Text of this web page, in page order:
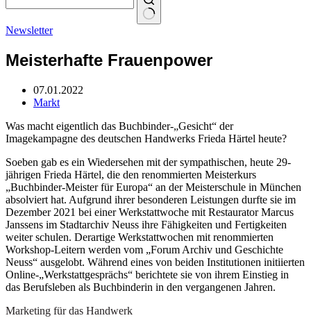
Newsletter
Meisterhafte Frauenpower
07.01.2022
Markt
Was macht eigentlich das Buchbinder-„Gesicht“ der
Imagekampagne des deutschen Handwerks Frieda Härtel heute?
Soeben gab es ein Wiedersehen mit der sympathischen, heute 29-
jährigen Frieda Härtel, die den renommierten Meisterkurs
„Buchbinder-Meister für Europa“ an der Meisterschule in München
absolviert hat. Aufgrund ihrer besonderen Leistungen durfte sie im
Dezember 2021 bei einer Werkstattwoche mit Restaurator Marcus
Janssens im Stadtarchiv Neuss ihre Fähigkeiten und Fertigkeiten
weiter schulen. Derartige Werkstattwochen mit renommierten
Workshop-Leitern werden vom „Forum Archiv und Geschichte
Neuss“ ausgelobt. Während eines von beiden Institutionen initiierten
Online-„Werkstattgesprächs“ berichtete sie von ihrem Einstieg in
das Berufsleben als Buchbinderin in den vergangenen Jahren.
Marketing für das Handwerk